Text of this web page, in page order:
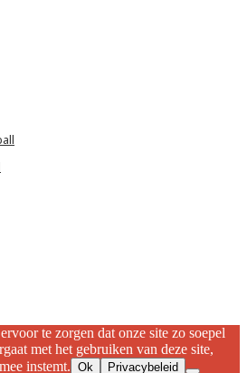
te zorgen dat onze site zo soepel
met het gebruiken van deze site,
instemt. Ok Privacybeleid